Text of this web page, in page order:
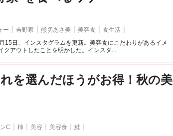
ー 吉野家 熊切あさ美 美容食
食生活
15日、インスタグラムを更新。美容食にこだわりがあるイメ
クアウトしたことを明かした。インスタ...
を選んだほうがお得！秋の美
C 柿 美容 美容食
鮭